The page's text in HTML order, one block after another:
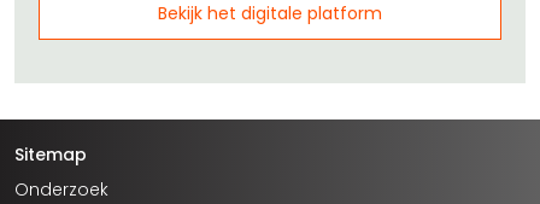
Bekijk het digitale platform
Sitemap
Onderzoek